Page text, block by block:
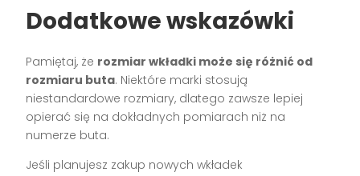
Dodatkowe wskazówki
Pamiętaj, że rozmiar wkładki może się różnić od
rozmiaru buta. Niektóre marki stosują
niestandardowe rozmiary, dlatego zawsze lepiej
opierać się na dokładnych pomiarach niż na
numerze buta.
Jeśli planujesz zakup nowych wkładek